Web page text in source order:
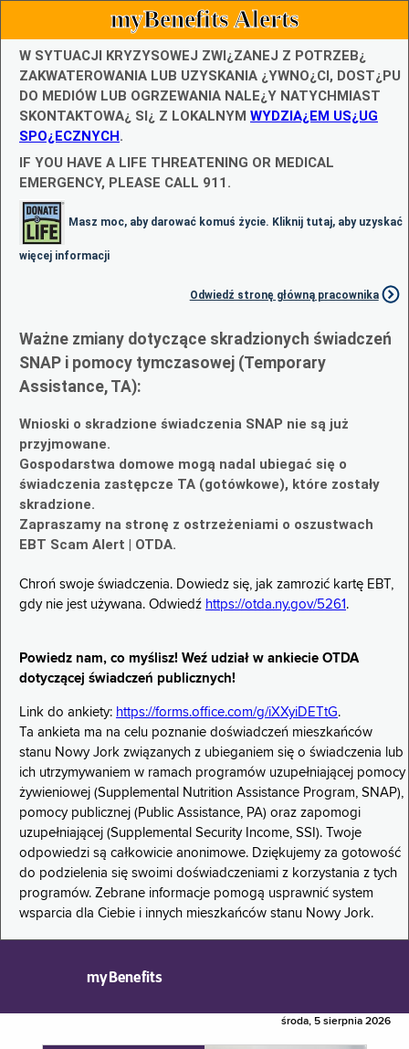
myBenefits Alerts
W SYTUACJI KRYZYSOWEJ ZWI¿ZANEJ Z POTRZEB¿
ZAKWATEROWANIA LUB UZYSKANIA ¿YWNO¿CI, DOST¿PU
DO MEDIÓW LUB OGRZEWANIA NALE¿Y NATYCHMIAST
SKONTAKTOWA¿ SI¿ Z LOKALNYM WYDZIA¿EM US¿UG
SPO¿ECZNYCH.
IF YOU HAVE A LIFE THREATENING OR MEDICAL
EMERGENCY, PLEASE CALL 911.
Masz moc, aby darować komuś życie. Kliknij tutaj, aby uzyskać
więcej informacji
Odwiedź stronę główną pracownika
Ważne zmiany dotyczące skradzionych świadczeń
SNAP i pomocy tymczasowej (Temporary
Assistance, TA):
Wnioski o skradzione świadczenia SNAP nie są już
przyjmowane.
Gospodarstwa domowe mogą nadal ubiegać się o
świadczenia zastępcze TA (gotówkowe), które zostały
skradzione.
Zapraszamy na stronę z ostrzeżeniami o oszustwach
EBT Scam Alert | OTDA.
Chroń swoje świadczenia. Dowiedz się, jak zamrozić kartę EBT,
gdy nie jest używana. Odwiedź https://otda.ny.gov/5261 .
Powiedz nam, co myślisz! Weź udział w ankiecie OTDA
dotyczącej świadczeń publicznych!
Link do ankiety: https://forms.office.com/g/iXXyiDETtG.
Ta ankieta ma na celu poznanie doświadczeń mieszkańców
stanu Nowy Jork związanych z ubieganiem się o świadczenia lub
ich utrzymywaniem w ramach programów uzupełniającej pomocy
żywieniowej (Supplemental Nutrition Assistance Program, SNAP),
pomocy publicznej (Public Assistance, PA) oraz zapomogi
uzupełniającej (Supplemental Security Income, SSI). Twoje
odpowiedzi są całkowicie anonimowe. Dziękujemy za gotowość
do podzielenia się swoimi doświadczeniami z korzystania z tych
programów. Zebrane informacje pomogą usprawnić system
wsparcia dla Ciebie i innych mieszkańców stanu Nowy Jork.
myBenefits
środa, 5 sierpnia 2026